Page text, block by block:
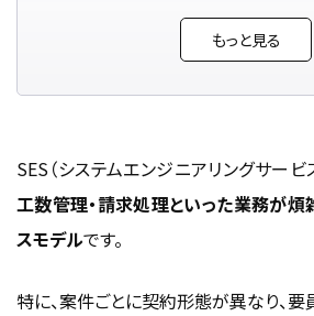
SES管理ツールで解決できる
代表的なSES管理ツールの
案件・契約管理機能（受発注・契約書
請求・支払管理機能（請求書作成・
もっと見る
SES（システムエンジニアリングサービ
工数管理・請求処理といった業務が煩
スモデルです。
特に、案件ごとに契約形態が異なり、